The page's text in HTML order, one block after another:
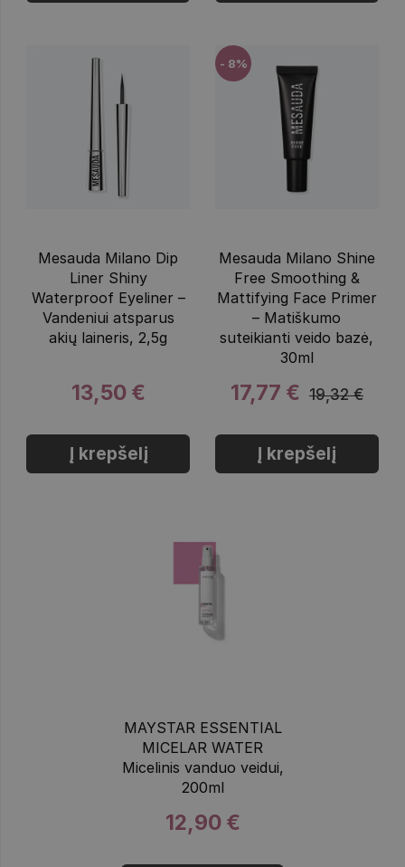
Mesauda Milano Dip
Liner Shiny
Waterproof Eyeliner –
Vandeniui atsparus
akių laineris, 2,5g
13,50 €
Į krepšelį
Mesauda Milano Shine
Free Smoothing &
Mattifying Face Primer
– Matiškumo
suteikianti veido bazė,
30ml
17,77 € 19,32 €
Į krepšelį
- 8%
MAYSTAR ESSENTIAL
MICELAR WATER
Micelinis vanduo veidui,
200ml
12,90 €